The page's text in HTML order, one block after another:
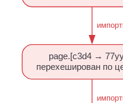
page.[c3d4 →
перехеширован по